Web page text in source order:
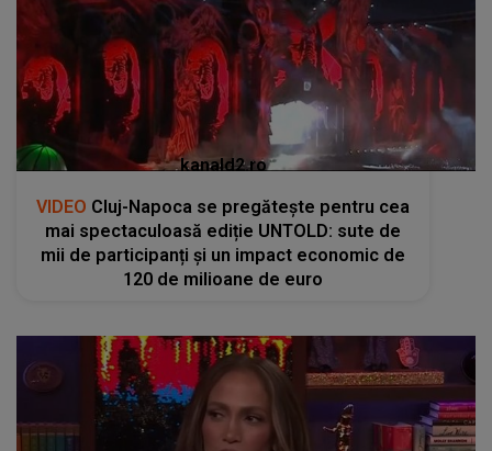
kanald2.ro
VIDEO Cluj-Napoca se pregătește pentru cea
mai spectaculoasă ediție UNTOLD: sute de
mii de participanți și un impact economic de
120 de milioane de euro